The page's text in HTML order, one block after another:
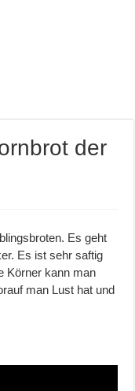
der
Es geht
Es ist sehr saftig
Körner kann man
man Lust hat und